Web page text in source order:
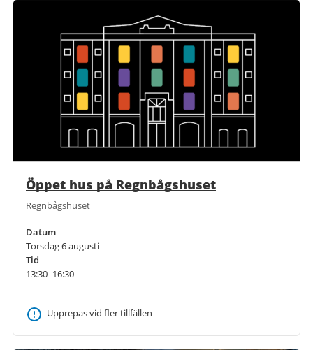
Öppet hus på Regnbågshuset
Regnbågshuset
Datum
Torsdag 6 augusti
Tid
13:30–16:30
Upprepas vid fler tillfällen